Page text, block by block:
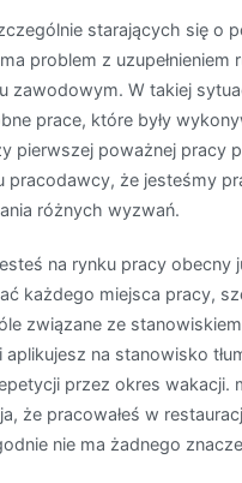
starających się o
problem z uzupełnieniem
zawodowym. W takiej
prace, które były
pierwszej poważnej pracy
pracodawcy, że jesteśmy
różnych wyzwań.
na rynku pracy obecny
każdego miejsca pracy,
związane ze
aplikujesz na stanowisko
przez okres wakacji.
że pracowałeś w
nie ma żadnego